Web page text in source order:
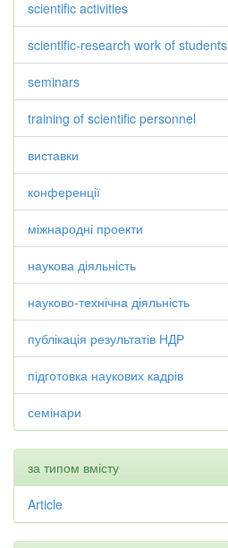
scientific activities
scientific-research work of students
seminars
training of scientific personnel
виставки
конференції
міжнародні проекти
наукова діяльність
науково-технічна діяльність
публікація результатів НДР
підготовка наукових кадрів
семінари
за типом вмісту
Article